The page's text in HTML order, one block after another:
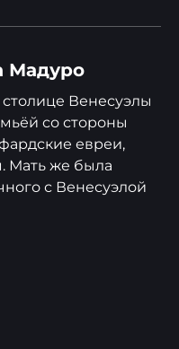
Мадуро
Венесуэлы
со стороны
евреи,
Мать же была
с Венесуэлой